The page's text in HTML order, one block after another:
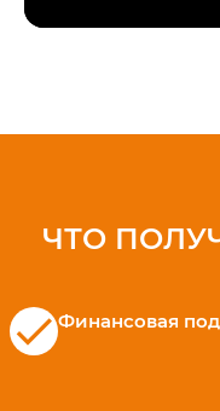
ЧТО
checkФинансовая